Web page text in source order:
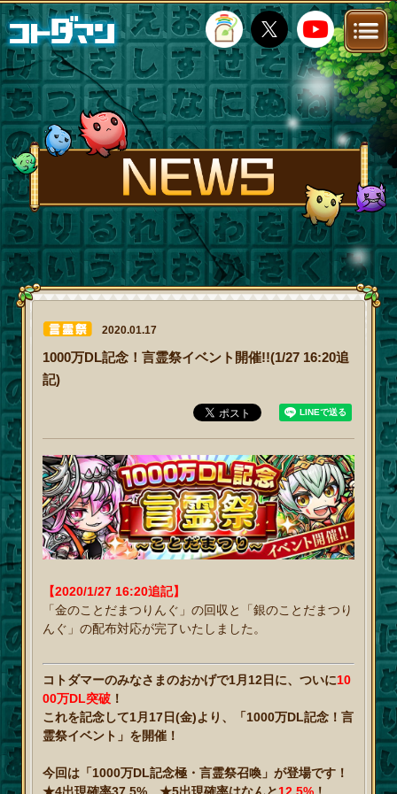
TOP STORY NEWS
FANKIT FAQ
2020.01.17
1000万DL記念！言霊祭イベント開催!!(1/27 16:20追
記)
【2020/1/27 16:20追記】
「金のことだまつりんぐ」の回収と「銀のことだまつり
んぐ」の配布対応が完了いたしました。
コトダマーのみなさまのおかげで1月12日に、ついに10
00万DL突破 ！
これを記念して1月17日(金)より、「1000万DL記念！言
霊祭イベント」を開催！
今回は「1000万DL記念極・言霊祭召喚」が登場です！
★4出現確率37.5%、★5出現確率はなんと12.5% ！